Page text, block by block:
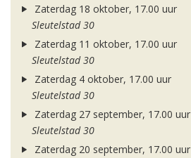
Zaterdag 18 oktober, 17.00 uur
Sleutelstad 30
Zaterdag 11 oktober, 17.00 uur
Sleutelstad 30
Zaterdag 4 oktober, 17.00 uur
Sleutelstad 30
Zaterdag 27 september, 17.00 uur
Sleutelstad 30
Zaterdag 20 september, 17.00 uur